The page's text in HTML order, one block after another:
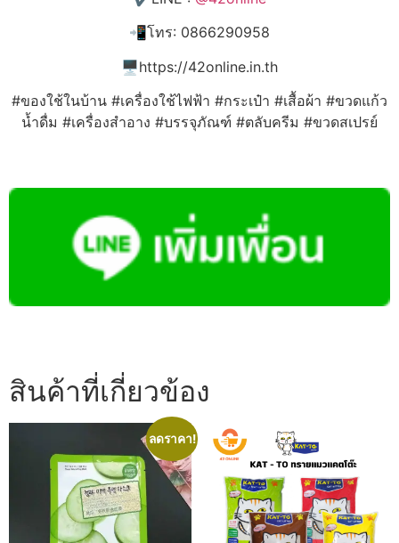
📲โทร: 0866290958
🖥️https://42online.in.th
#ของใช้ในบ้าน #เครื่องใช้ไฟฟ้า #กระเป๋า #เสื้อผ้า #ขวดแก้ว
น้ำดื่ม #เครื่องสำอาง #บรรจุภัณฑ์ #ตลับครีม #ขวดสเปรย์
สินค้าที่เกี่ยวข้อง
ลดราคา!